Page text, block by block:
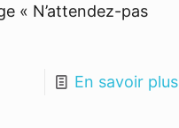
« N’attendez-pas
En savoir plus